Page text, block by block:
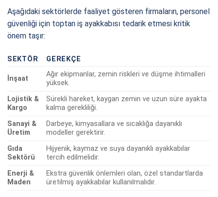
Aşağıdaki sektörlerde faaliyet gösteren firmaların, personel
güvenliği için toptan iş ayakkabısı tedarik etmesi kritik
önem taşır:
SEKTÖR GEREKÇE
İnşaat
Ağır ekipmanlar, zemin riskleri ve düşme ihtimalleri
yüksek.
Lojistik &
Kargo
Sürekli hareket, kaygan zemin ve uzun süre ayakta
kalma gerekliliği.
Sanayi &
Üretim
Darbeye, kimyasallara ve sıcaklığa dayanıklı
modeller gerektirir.
Gıda
Sektörü
Hijyenik, kaymaz ve suya dayanıklı ayakkabılar
tercih edilmelidir.
Enerji &
Maden
Ekstra güvenlik önlemleri olan, özel standartlarda
üretilmiş ayakkabılar kullanılmalıdır.